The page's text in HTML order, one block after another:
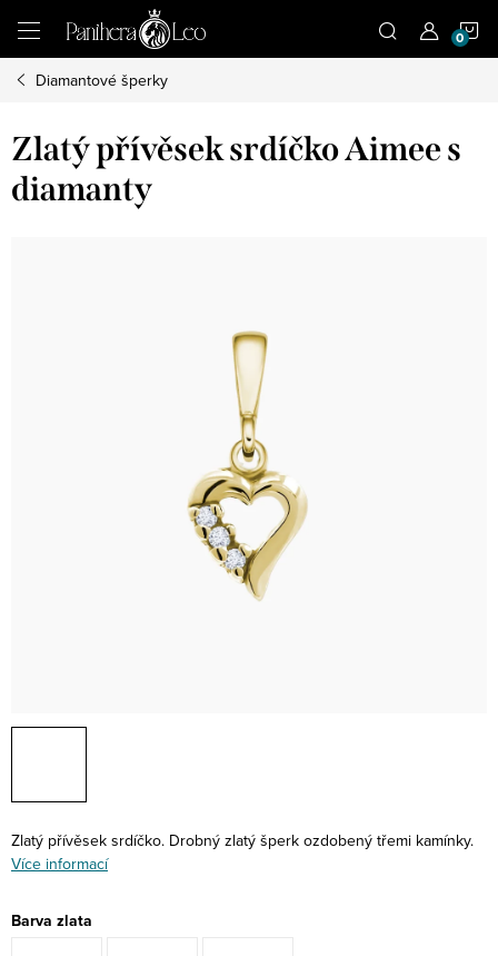
obsah
Diamantové šperky
Zlatý přívěsek srdíčko Aimee s
diamanty
Zlatý přívěsek srdíčko. Drobný zlatý šperk ozdobený třemi kamínky.
Více informací
Barva zlata